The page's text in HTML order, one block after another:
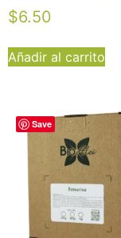
$6.50
Añadir al carrito
Save